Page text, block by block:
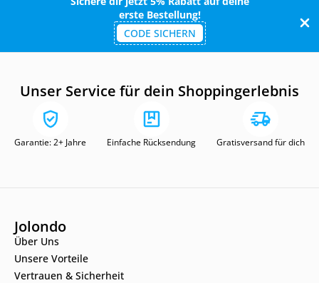
erste Bestellung!
CODE SICHERN
Unser Service für dein Shoppingerlebnis
Garantie: 2+ Jahre Einfache Rücksendung Gratisversand für dich
Jolondo
Über Uns
Unsere Vorteile
Vertrauen & Sicherheit